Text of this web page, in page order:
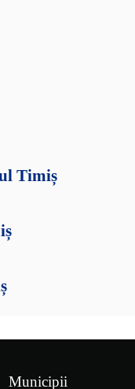
Timiș
Municipii